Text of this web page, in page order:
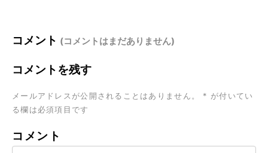
コメント (コメントはまだありません)
コメントを残す
メールアドレスが公開されることはありません。 * が付いてい
る欄は必須項目です
コメント